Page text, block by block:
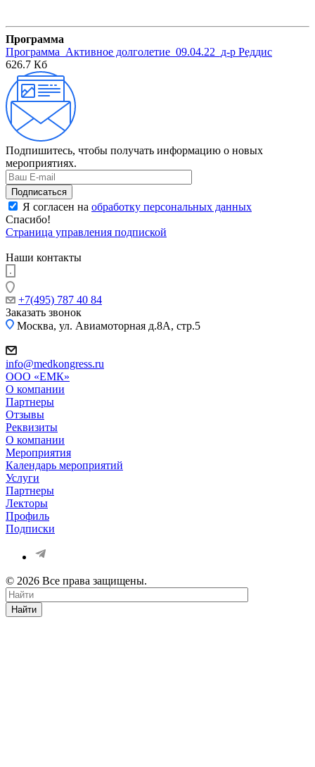
Программа
Программа_Активное долголетие_09.04.22_д-р Реддис
626.7 Кб
Подпишитесь, чтобы получать информацию о новых
мероприятиях.
Я согласен на обработку персональных данных
Спасибо!
Страница управления подпиской
Наши контакты
+7(495) 787 40 84
Заказать звонок
Москва, ул. Авиамоторная д.8А, стр.5
info@medkongress.ru
OOO «ЕМК»
О компании
Партнеры
Отзывы
Реквизиты
О компании
Мероприятия
Календарь мероприятий
Услуги
Партнеры
Лекторы
Профиль
Подписки
© 2026 Все права защищены.
Найти